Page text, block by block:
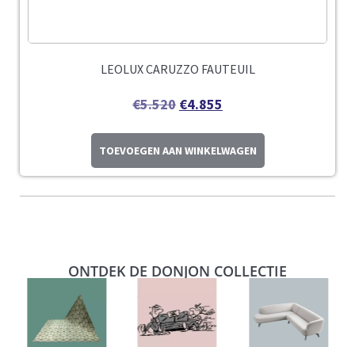
LEOLUX CARUZZO FAUTEUIL
€5.520 €4.855
TOEVOEGEN AAN WINKELWAGEN
ONTDEK DE DONJON COLLECTIE